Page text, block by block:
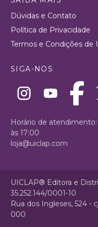
Dúvidas e Contato
Política de Privacidade
Termos e Condições de
SIGA-NOS
Horário de
às 17:00
loja@uiclap.com
UICLAP® Editora e
35.252.144/0001-10
Rua dos Ingleses, 524 -
000